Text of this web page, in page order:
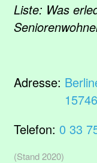
Liste: Was
Adresse:
Telefon: 0 33
(Stand 2020)